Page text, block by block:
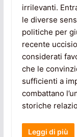
irrilevanti.
le diverse
politiche per
recente
considerati
che le
sufficienti a
combattano
storiche
Leggi di più